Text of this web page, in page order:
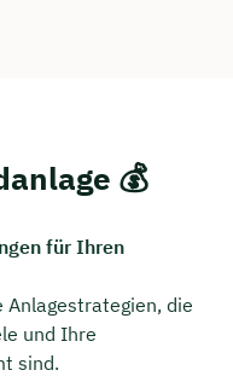
💰
für Ihren
die
und Ihre
sind.